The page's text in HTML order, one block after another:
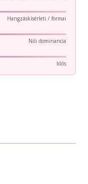
Hangzáskísérleti / formai
Női dominancia
Idős